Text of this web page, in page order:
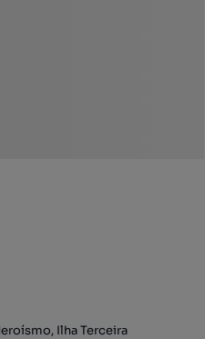
Ilha Terceira